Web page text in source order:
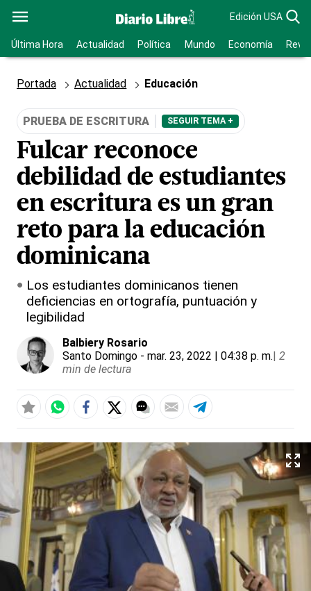
Edición USA
Última Hora Actualidad Política Mundo Economía
Portada Actualidad Educación
PRUEBA DE ESCRITURA SEGUIR TEMA +
Fulcar reconoce
debilidad de estudiantes
en escritura es un gran
reto para la educación
dominicana
Los estudiantes dominicanos tienen
deficiencias en ortografía, puntuación y
legibilidad
Balbiery Rosario
Santo Domingo - mar. 23, 2022 | 04:38 p. m.| 2
min de lectura